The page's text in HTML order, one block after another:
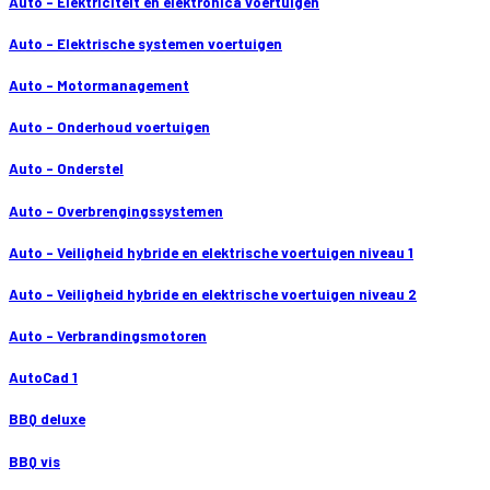
Auto - Elektrische systemen voertuigen
Auto - Motormanagement
Auto - Onderhoud voertuigen
Auto - Onderstel
Auto - Overbrengingssystemen
Auto - Veiligheid hybride en elektrische voertuigen niveau 1
Auto - Veiligheid hybride en elektrische voertuigen niveau 2
Auto - Verbrandingsmotoren
AutoCad 1
BBQ deluxe
BBQ vis